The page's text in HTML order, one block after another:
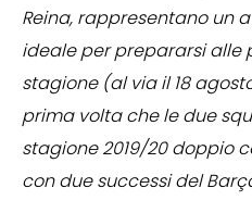
Reina, rappresentano un
ideale per prepararsi alle
stagione (al via il 18
prima volta che le due
stagione 2019/20 doppio
con due successi del